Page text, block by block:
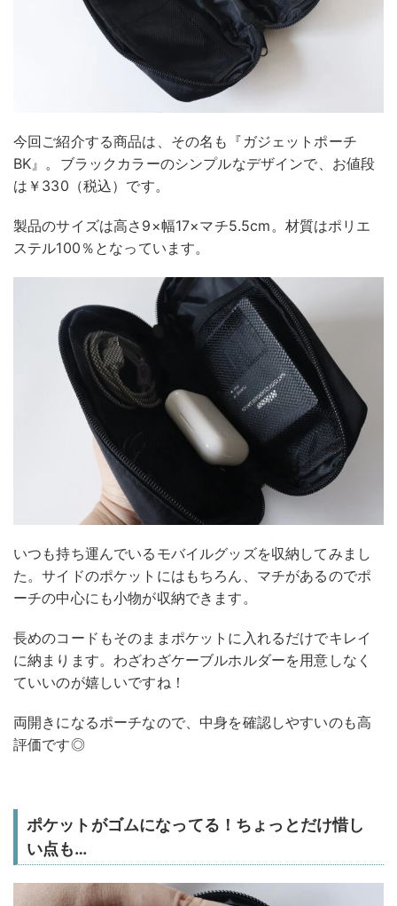
今回ご紹介する商品は、その名も『ガジェットポーチ
BK』。ブラックカラーのシンプルなデザインで、お値段
は￥330（税込）です。
製品のサイズは高さ9×幅17×マチ5.5cm。材質はポリエ
ステル100％となっています。
いつも持ち運んでいるモバイルグッズを収納してみまし
た。サイドのポケットにはもちろん、マチがあるのでポ
ーチの中心にも小物が収納できます。
長めのコードもそのままポケットに入れるだけでキレイ
に納まります。わざわざケーブルホルダーを用意しなく
ていいのが嬉しいですね！
両開きになるポーチなので、中身を確認しやすいのも高
評価です◎
ポケットがゴムになってる！ちょっとだけ惜し
い点も…